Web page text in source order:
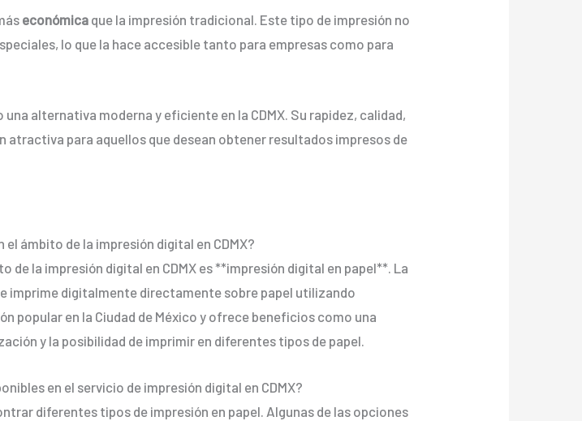
económica que la impresión tradicional. Este tipo de impresión no
lo que la hace accesible tanto para empresas como para
alternativa moderna y eficiente en la CDMX. Su rapidez, calidad,
para aquellos que desean obtener resultados impresos de
ámbito de la impresión digital en CDMX?
de la impresión digital en CDMX es **impresión digital en papel**. La
imprime digitalmente directamente sobre papel utilizando
popular en la Ciudad de México y ofrece beneficios como una
y la posibilidad de imprimir en diferentes tipos de papel.
en el servicio de impresión digital en CDMX?
diferentes tipos de impresión en papel. Algunas de las opciones